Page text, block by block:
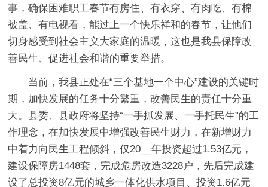
事，确保困难职工春节有房住、有衣穿、有肉吃、有棉
被盖、有电视看，能过上一个快乐祥和的春节，让他们
切身感受到社会主义大家庭的温暖，这也是我县保障改
善民生、促进社会和谐的重要举措。
当前，我县正处在“三个基地一个中心”建设的关键时
期，加快发展的任务十分繁重，改善民生的责任十分重
大。县委、县政府将坚持“一手抓发展、一手托民生”的工
作理念，在加快发展中增强改善民生财力，在新增财力
中着力向民生工程倾斜，仅20__年投资超过1.53亿元，
建设保障房1448套，完成危房改造3228户，先后完成建
设了总投资8亿元的城乡一体化供水项目、投资1.6亿元